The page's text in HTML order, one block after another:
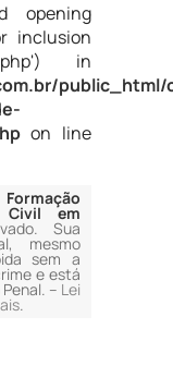
opening
inclusion
php') in
public_html/
on line
Civil em
Sua
mesmo
sem a
e está
– Lei
.